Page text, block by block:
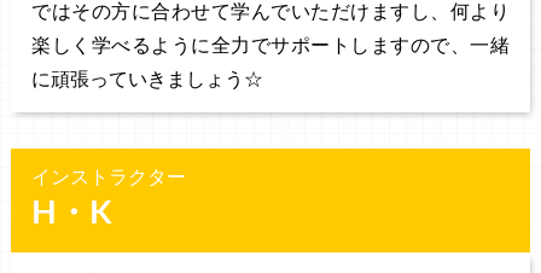
ではその方に合わせて学んでいただけますし、何より
楽しく学べるように全力でサポートしますので、一緒
に頑張っていきましょう☆
インストラクター
H・K